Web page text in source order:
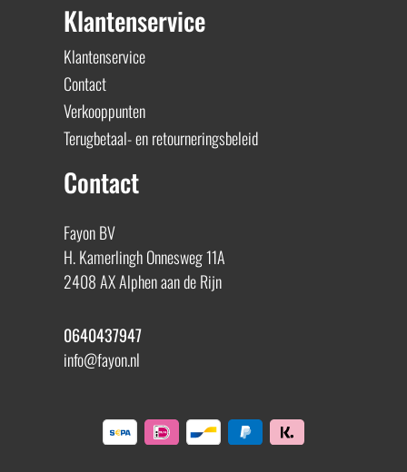
Klantenservice
Klantenservice
Contact
Verkooppunten
Terugbetaal- en retourneringsbeleid
Contact
Fayon BV
H. Kamerlingh Onnesweg 11A
2408 AX Alphen aan de Rijn
0640437947
info@fayon.nl